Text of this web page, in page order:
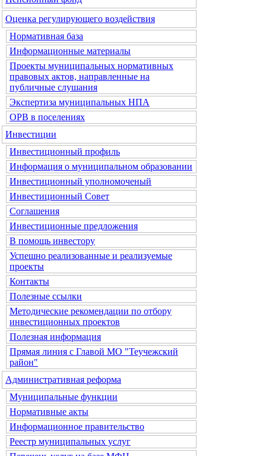
Оценка регулирующего воздействия
Нормативная база
Информационные материалы
Проекты муниципальных нормативных
правовых актов, направленные на
публичные слушания
Экспертиза муниципальных НПА
ОРВ в поселениях
Инвестиции
Инвестиционный профиль
Информация о муниципальном образовании
Инвестиционный уполномоченый
Инвестиционный Совет
Соглашения
Инвестиционные предложения
В помощь инвестору
Успешно реализованные и реализуемые
проекты
Контакты
Полезные ссылки
Методические рекомендации по отбору
инвестиционных проектов
Полезная информация
Прямая линия с Главой МО "Теучежский
район"
Административная реформа
Муниципальные функции
Нормативные акты
Информационное правительство
Реестр муниципальных услуг